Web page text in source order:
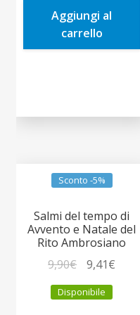
19,00€.
Aggiungi al
carrello
Sconto -5%
Salmi del tempo di
Avvento e Natale del
Rito Ambrosiano
9,90€
prezzo
originale
9,41€
Disponibile